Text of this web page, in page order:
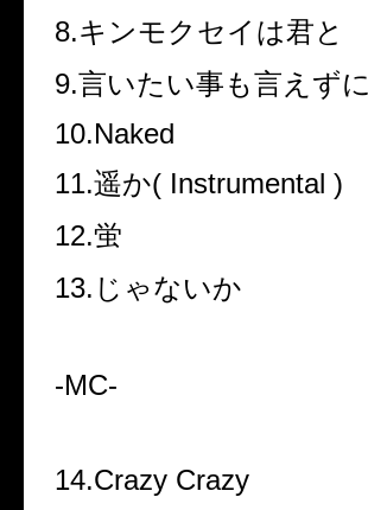
8.キンモクセイは君と
9.言いたい事も言えずに
10.Naked
11.遥か( Instrumental )
12.蛍
13.じゃないか
-MC-
14.Crazy Crazy